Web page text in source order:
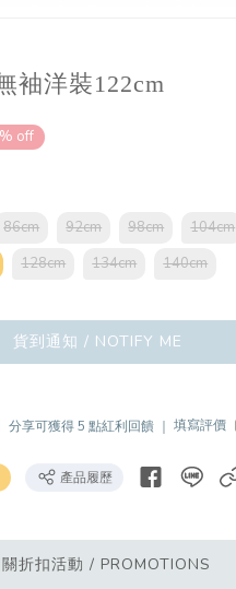
袖洋裝122cm
off
86cm 92cm 98cm 104cm
128cm 134cm 140cm
貨到通知 / NOTIFY ME
分享可獲得 5 點紅利回饋 ｜ 填寫評價
產品履歷
折扣活動 / PROMOTIONS